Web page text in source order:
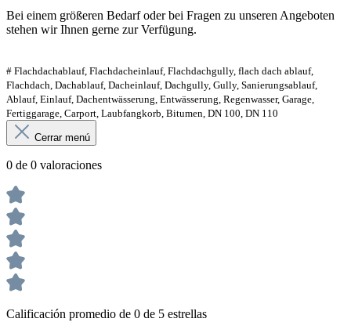
Bei einem größeren Bedarf oder bei Fragen zu unseren Angeboten
stehen wir Ihnen gerne zur Verfügung.
# Flachdachablauf, Flachdacheinlauf, Flachdachgully, flach dach ablauf,
Flachdach, Dachablauf, Dacheinlauf, Dachgully, Gully, Sanierungsablauf,
Ablauf, Einlauf, Dachentwässerung, Entwässerung, Regenwasser, Garage,
Fertiggarage, Carport, Laubfangkorb, Bitumen, DN 100, DN 110
Cerrar menú
0 de 0 valoraciones
Calificación promedio de 0 de 5 estrellas